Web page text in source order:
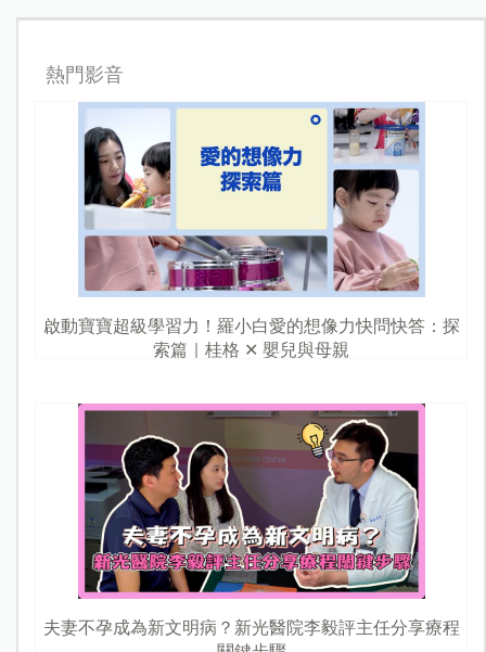
熱門影音
啟動寶寶超級學習力！羅小白愛的想像力快問快答：探
索篇｜桂格 ✕ 嬰兒與母親
夫妻不孕成為新文明病？新光醫院李毅評主任分享療程